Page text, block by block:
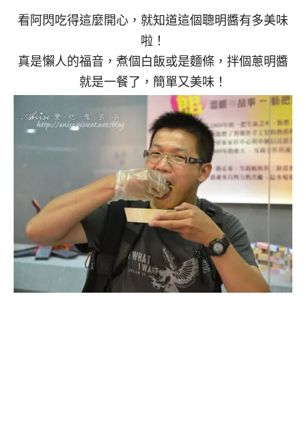
看阿閃吃得這麼開心，就知道這個聰明醬有多美味
啦！
真是懶人的福音，煮個白飯或是麵條，拌個蔥明醬
就是一餐了，簡單又美味！